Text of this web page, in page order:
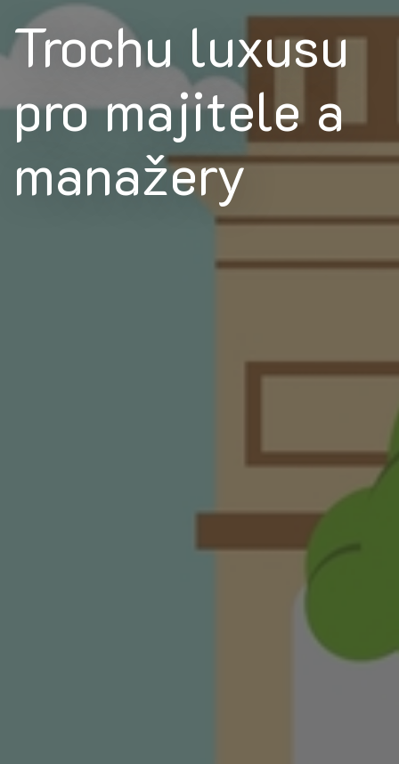
Trochu luxusu
pro majitele a
manažery